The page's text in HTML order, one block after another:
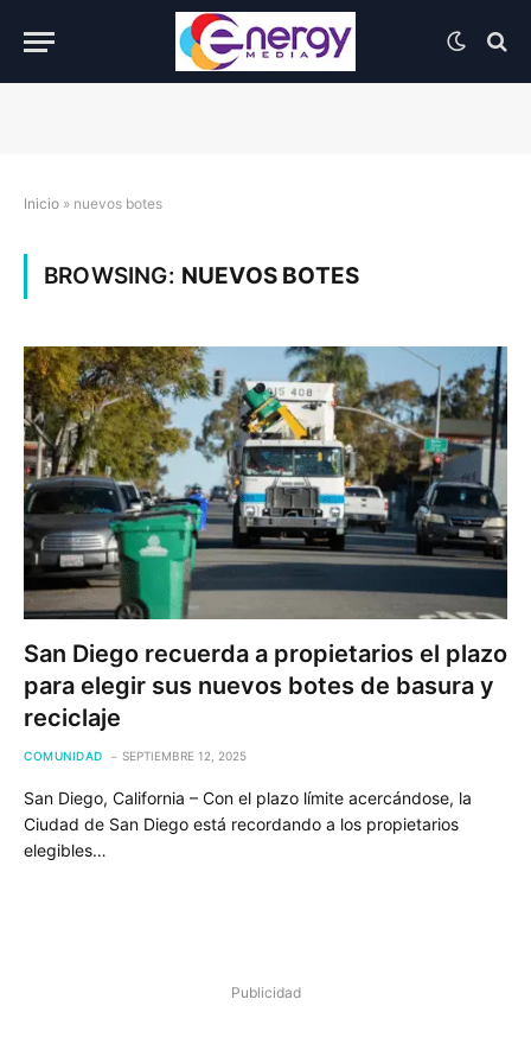
Inicio » nuevos botes
BROWSING: NUEVOS BOTES
San Diego recuerda a propietarios el plazo
para elegir sus nuevos botes de basura y
reciclaje
COMUNIDAD SEPTIEMBRE 12, 2025
San Diego, California – Con el plazo límite acercándose, la
Ciudad de San Diego está recordando a los propietarios
elegibles…
Publicidad